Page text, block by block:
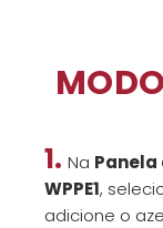
1.Na Panela
WPPE1,
adicione o